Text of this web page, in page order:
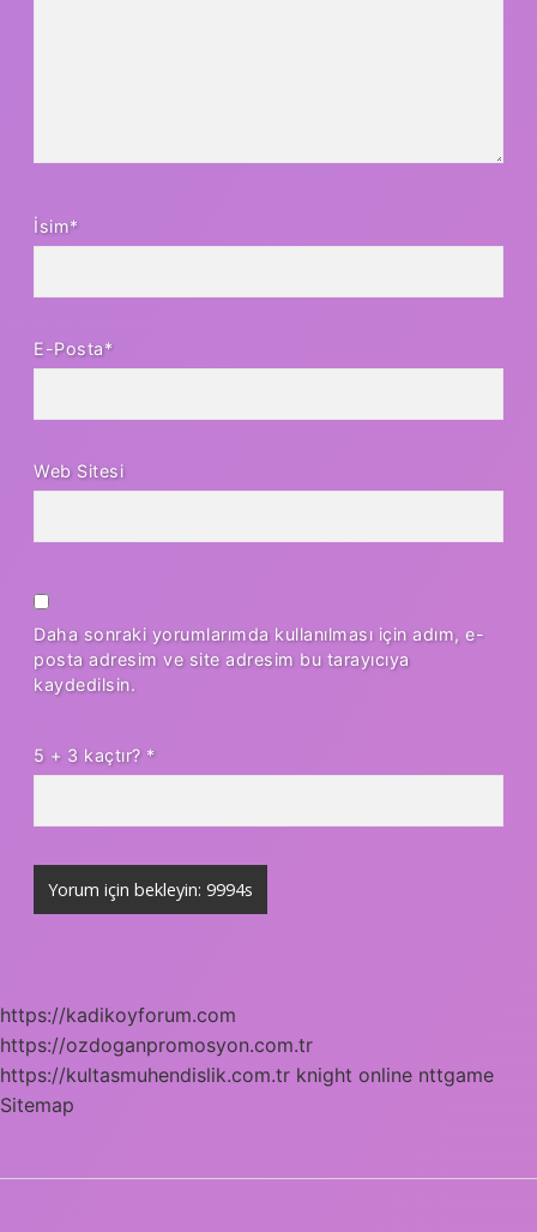
İsim*
E-Posta*
Web Sitesi
Daha sonraki yorumlarımda kullanılması için adım, e-
posta adresim ve site adresim bu tarayıcıya
kaydedilsin.
5 + 3 kaçtır? *
https://kadikoyforum.com
https://ozdoganpromosyon.com.tr
https://kultasmuhendislik.com.tr knight online nttgame
Sitemap